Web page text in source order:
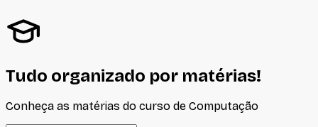
Tudo organizado por matérias!
Conheça as matérias do curso de Computação